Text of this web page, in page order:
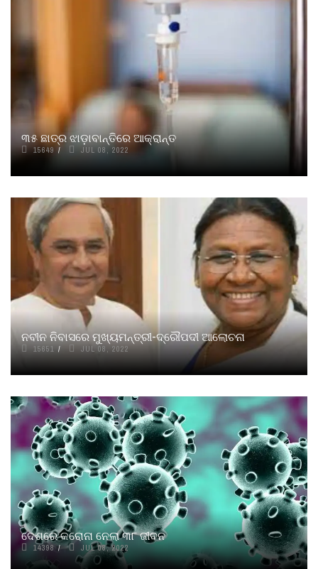
୩୫ ଛାତ୍ର ଝାଡ଼ାବାନ୍ତିରେ ଆକ୍ରାନ୍ତ
15649 JUL 08, 2022
ନବୀନ ନିବାସରେ ମୁଖ୍ୟମନ୍ତ୍ରୀ-ଦ୍ରୌପଦୀ ଆଲୋଚନା
15651 JUL 08, 2022
ଦେଶରେ କରୋନା ନେଲା ୩୮ ଜୀବନ
14398 JUL 08, 2022